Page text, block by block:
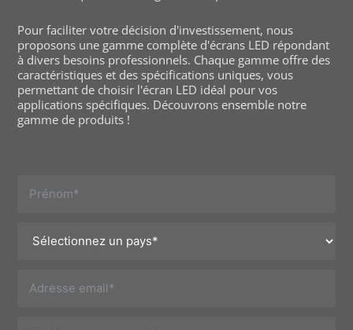
Pour faciliter votre décision d'investissement, nous
proposons une gamme complète d'écrans LED répondant
à divers besoins professionnels. Chaque gamme offre des
caractéristiques et des spécifications uniques, vous
permettant de choisir l'écran LED idéal pour vos
applications spécifiques. Découvrons ensemble notre
gamme de produits !